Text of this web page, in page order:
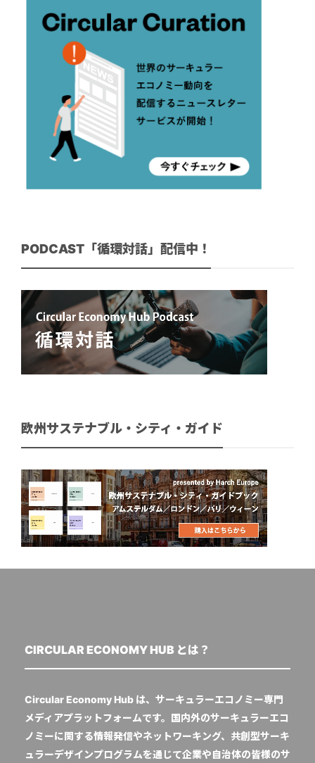
PODCAST「循環対話」配信中！
欧州サステナブル・シティ・ガイド
CIRCULAR ECONOMY HUB とは？
Circular Economy Hub は、サーキュラーエコノミー専門
メディアプラットフォームです。国内外のサーキュラーエコ
ノミーに関する情報発信やネットワーキング、共創型サーキ
ュラーデザインプログラムを通じて企業や自治体の皆様のサ